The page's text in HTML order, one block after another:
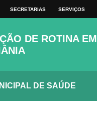
SECRETARIAS SERVIÇOS
DE ROTINA EM
DE SAÚDE